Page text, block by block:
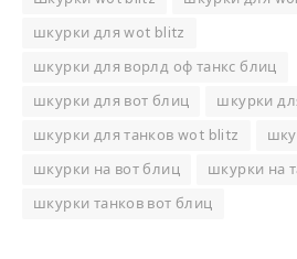
шкурки для wot blitz
шкурки для ворлд оф танкс блиц
шкурки для вот блиц
шкурки
шкурки для танков wot blitz
шкурки на вот блиц
шкурки на
шкурки танков вот блиц